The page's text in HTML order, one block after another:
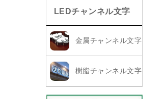
LEDチャンネル文字
金属チャンネル文字
樹脂チャンネル文字